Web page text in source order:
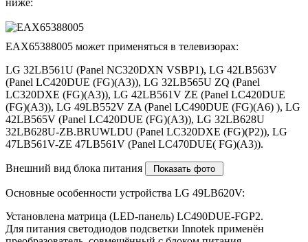
ниже:
EAX65388005 может применяться в телевизорах:
LG 32LB561U (Panel NC320DXN VSBP1), LG 42LB563V
(Panel LC420DUE (FG)(A3)), LG 32LB565U ZQ (Panel
LC320DXE (FG)(A3)), LG 42LB561V ZE (Panel LC420DUE
(FG)(A3)), LG 49LB552V ZA (Panel LC490DUE (FG)(A6) ), LG
42LB565V (Panel LC420DUE (FG)(A3)), LG 32LB628U
32LB628U-ZB.BRUWLDU (Panel LC320DXE (FG)(P2)), LG
47LB561V-ZE 47LB561V (Panel LC470DUE( FG)(A3)).
Внешний вид блока питания
Основные особенности устройства LG 49LB620V:
Установлена матрица (LED-панель) LC490DUE-FGP2.
Для питания светодиодов подсветки Innotek применён